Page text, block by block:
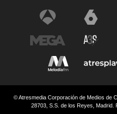
© Atresmedia Corporación de Medios de
28703, S.S. de los Reyes,